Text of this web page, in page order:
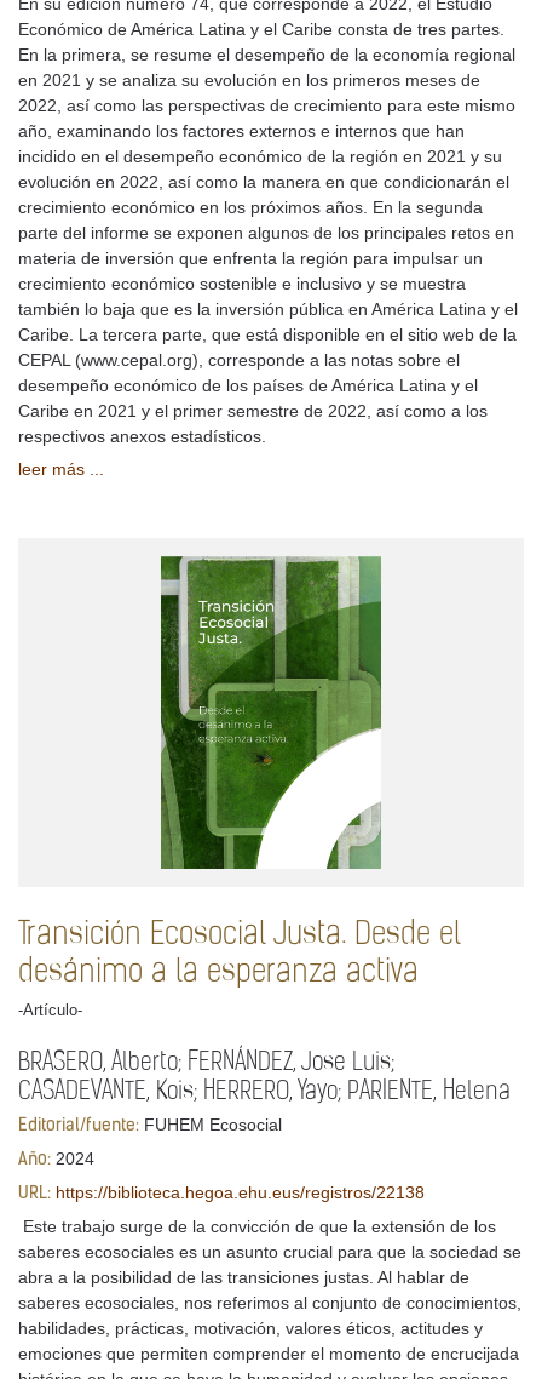
Económico de América Latina y el Caribe consta de tres partes.
En la primera, se resume el desempeño de la economía regional
en 2021 y se analiza su evolución en los primeros meses de
2022, así como las perspectivas de crecimiento para este mismo
año, examinando los factores externos e internos que han
incidido en el desempeño económico de la región en 2021 y su
evolución en 2022, así como la manera en que condicionarán el
crecimiento económico en los próximos años. En la segunda
parte del informe se exponen algunos de los principales retos en
materia de inversión que enfrenta la región para impulsar un
crecimiento económico sostenible e inclusivo y se muestra
también lo baja que es la inversión pública en América Latina y el
Caribe. La tercera parte, que está disponible en el sitio web de la
CEPAL (www.cepal.org), corresponde a las notas sobre el
desempeño económico de los países de América Latina y el
Caribe en 2021 y el primer semestre de 2022, así como a los
respectivos anexos estadísticos.
leer más ...
Transición Ecosocial Justa. Desde el
desánimo a la esperanza activa
-Artículo-
BRASERO, Alberto; FERNÁNDEZ, Jose Luis;
CASADEVANTE, Kois; HERRERO, Yayo; PARIENTE, Helena
Editorial/fuente: FUHEM Ecosocial
Año: 2024
URL: https://biblioteca.hegoa.ehu.eus/registros/22138
Este trabajo surge de la convicción de que la extensión de los
saberes ecosociales es un asunto crucial para que la sociedad se
abra a la posibilidad de las transiciones justas. Al hablar de
saberes ecosociales, nos referimos al conjunto de conocimientos,
habilidades, prácticas, motivación, valores éticos, actitudes y
emociones que permiten comprender el momento de encrucijada